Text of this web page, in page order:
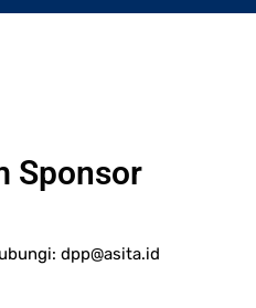
Sponsor
dpp@asita.id